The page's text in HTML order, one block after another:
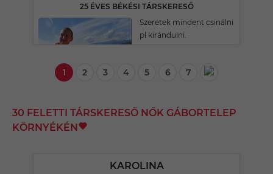
25 ÉVES BÉKÉSI TÁRSKERESŐ
Szeretek mindent csinálni
pl kirándulni.
1 2 3 4 5 6 7
30 FELETTI TÁRSKERESŐ NŐK GÁBORTELEP
KÖRNYÉKÉN
KAROLINA